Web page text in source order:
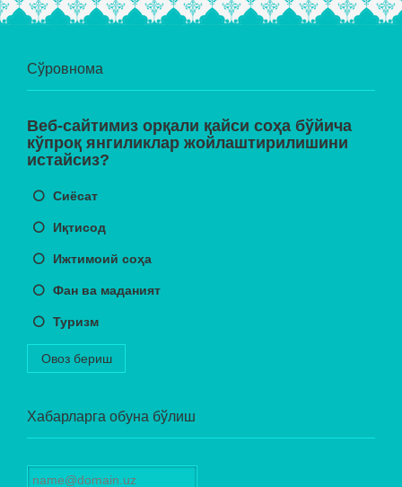
Сўровнома
Веб-сайтимиз орқали қайси соҳа бўйича
кўпроқ янгиликлар жойлаштирилишини
истайсиз?
Сиёсат
Иқтисод
Ижтимоий соҳа
Фан ва маданият
Туризм
Овоз бериш
Хабарларга обуна бўлиш